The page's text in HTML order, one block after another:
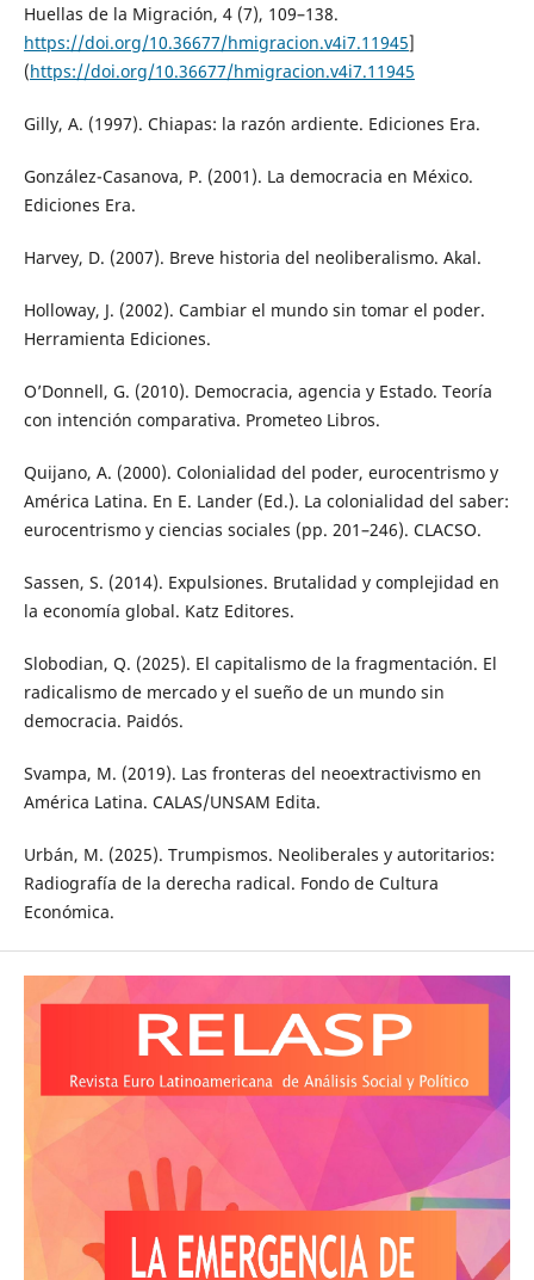
Huellas de la Migración, 4 (7), 109–138.
https://doi.org/10.36677/hmigracion.v4i7.11945]
(https://doi.org/10.36677/hmigracion.v4i7.11945
Gilly, A. (1997). Chiapas: la razón ardiente. Ediciones Era.
González-Casanova, P. (2001). La democracia en México.
Ediciones Era.
Harvey, D. (2007). Breve historia del neoliberalismo. Akal.
Holloway, J. (2002). Cambiar el mundo sin tomar el poder.
Herramienta Ediciones.
O’Donnell, G. (2010). Democracia, agencia y Estado. Teoría
con intención comparativa. Prometeo Libros.
Quijano, A. (2000). Colonialidad del poder, eurocentrismo y
América Latina. En E. Lander (Ed.). La colonialidad del saber:
eurocentrismo y ciencias sociales (pp. 201–246). CLACSO.
Sassen, S. (2014). Expulsiones. Brutalidad y complejidad en
la economía global. Katz Editores.
Slobodian, Q. (2025). El capitalismo de la fragmentación. El
radicalismo de mercado y el sueño de un mundo sin
democracia. Paidós.
Svampa, M. (2019). Las fronteras del neoextractivismo en
América Latina. CALAS/UNSAM Edita.
Urbán, M. (2025). Trumpismos. Neoliberales y autoritarios:
Radiografía de la derecha radical. Fondo de Cultura
Económica.